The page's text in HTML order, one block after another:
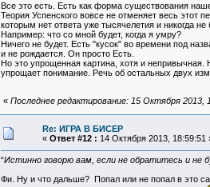
Все это есть. Есть как форма существования
Теория Успенского вовсе не отменяет весь этот
которым нет ответа уже тысячелетия и никогда не
Например: что со мной будет, когда я умру?
Ничего не будет. Есть "кусок" во времени под
и не рождается. Он просто Есть.
Но это упрощенная картина, хотя и
упрощает понимание. Речь об остальных двух
« Последнее редактирование: 15 Октября 2013,
Re: ИГРА В БИСЕР
« Ответ #12 : 14 Октября 2013, 18:59:51
“Истинно говорю вам, если не обратитесь и не
Фи. Ну и что дальше? Попал или не попал в это